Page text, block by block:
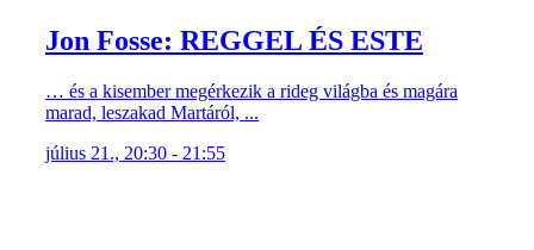
Jon Fosse: REGGEL ÉS ESTE
… és a kisember megérkezik a rideg világba és magára
marad, leszakad Martáról, ...
július 21., 20:30 - 21:55